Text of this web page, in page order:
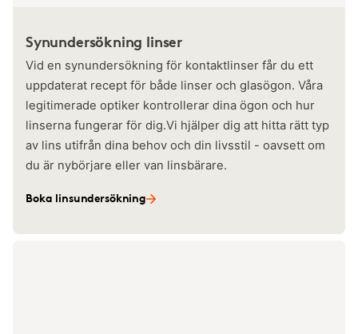
Synundersökning linser
Vid en synundersökning för kontaktlinser får du ett
uppdaterat recept för både linser och glasögon. Våra
legitimerade optiker kontrollerar dina ögon och hur
linserna fungerar för dig.Vi hjälper dig att hitta rätt typ
av lins utifrån dina behov och din livsstil - oavsett om
du är nybörjare eller van linsbärare.
Boka linsundersökning